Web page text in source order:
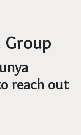
reach out